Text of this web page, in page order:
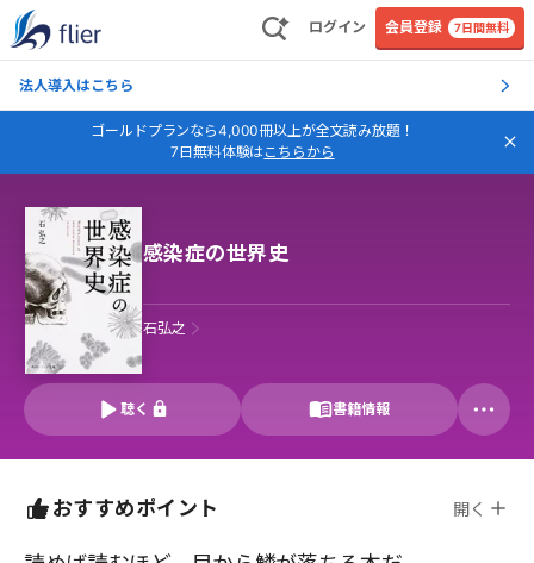
ログイン 会員登録 7日間無料
法人導入はこちら
ゴールドプランなら4,000冊以上が全文読み放題！
7日無料体験はこちらから
感染症の世界史
石弘之
聴く 書籍情報
おすすめポイント 開く